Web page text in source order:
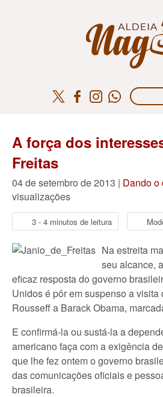
A força dos
Freitas
04 de setembro de 2013 | Dando o
visualizações
3 - 4 minutos de leitura
Na estreita
seu alcance,
eficaz resposta do governo
Unidos é pôr em suspenso a
Rousseff a Barack Obama,
E confirmá-la ou sustá-la a
americano faça com a exigência
que lhe fez ontem o governo
das comunicações oficiais e
brasileira.